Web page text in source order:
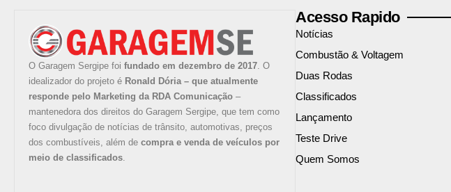
O Garagem Sergipe foi fundado em dezembro de 2017. O
idealizador do projeto é Ronald Dória – que atualmente
responde pelo Marketing da RDA Comunicação –
mantenedora dos direitos do Garagem Sergipe, que tem como
foco divulgação de notícias de trânsito, automotivas, preços
dos combustíveis, além de compra e venda de veículos por
meio de classificados.
Acesso Rapido
Notícias
Combustão & Voltagem
Duas Rodas
Classificados
Lançamento
Teste Drive
Quem Somos